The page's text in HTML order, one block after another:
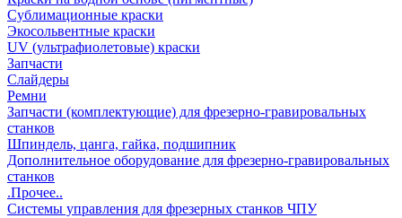
Сублимационные краски
Экосольвентные краски
UV (ультрафиолетовые) краски
Запчасти
Слайдеры
Ремни
Запчасти (комплектующие) для фрезерно-гравировальных
станков
Шпиндель, цанга, гайка, подшипник
Дополнительное оборудование для фрезерно-гравировальных
станков
.Прочее..
Системы управления для фрезерных станков ЧПУ